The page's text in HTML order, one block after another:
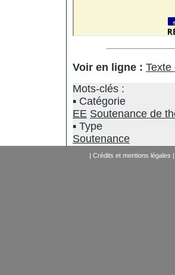
Voir en ligne : Texte
Mots-clés :
Catégorie
EE Soutenance de
Type
Soutenance
| Crédits et mentions légales